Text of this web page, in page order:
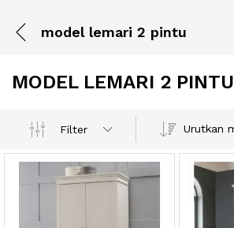
model lemari 2 pintu
MODEL LEMARI 2 PINTU
Filter